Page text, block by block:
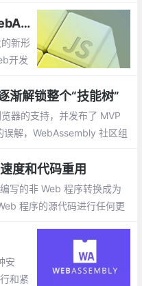
，
他语
别了，JavaScript；你好WebAssembly
新形
开发
然出
解锁整个“技能树”
器的支持，并发布了 MVP
解，WebAssembly 社区组
度和代码重用
写的非 Web 程序转换成为
程序的源代码进行任何更
Web 技术无缝地交互
安
和紧